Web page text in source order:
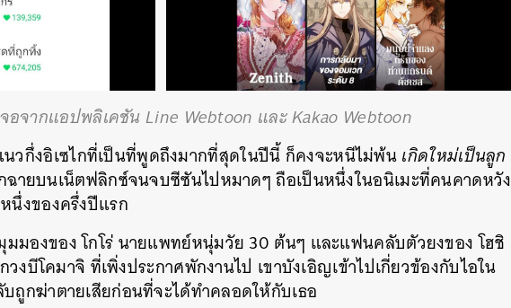
จากแอปพลิเคชัน Line Webtoon และ Kakao Webtoon
วกึ่งอิเซไกที่เป็นที่พูดถึงมากที่สุดในปีนี้ ก็คงจะหนีไม่พ้นเกิดใหม่เป็นลูก
ายบนเน็ตฟลิกซ์จนจบซีซันไปหมาดๆ ถือเป็นหนึ่งในอนิเมะที่คนคาดหวัง
นึ่งของครึ่งปีแรก
มุมมองของ โกโร่ นายแพทย์หนุ่มวัย 30 ต้นๆ และแฟนคลับตัวยงของ โฮชิ
วงบีโคมาจิ ที่เพิ่งประกาศพักงานไป เขาบังเอิญเข้าไปเกี่ยวข้องกับไอใน
กฆ่าตายเสียก่อนที่จะได้ทำคลอดให้กับเธอ
SHARE EMAIL